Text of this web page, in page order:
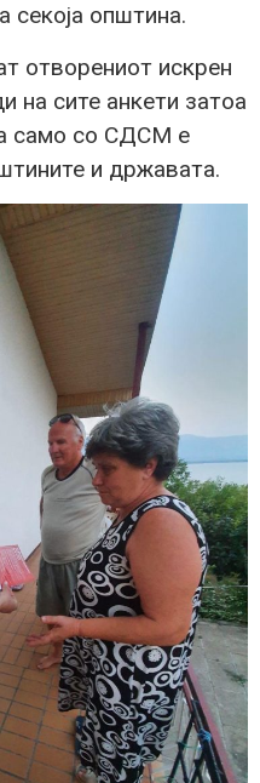
секоја општина.
отворениот искрен
на сите анкети затоа
само со СДСМ е
и државата.